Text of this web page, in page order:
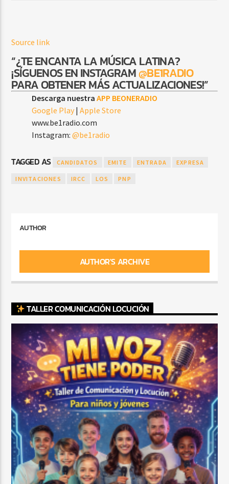
Source link
“¿TE ENCANTA LA MÚSICA LATINA?
¡SÍGUENOS EN INSTAGRAM@BE1RADIO
PARA OBTENER MÁS ACTUALIZACIONES!”
Descarga nuestraAPP BEONERADIO
Google Play |Apple Store
www.be1radio.com
Instagram:@be1radio
TAGGED AS CANDIDATOS EMITE ENTRADA EXPRESA
INVITACIONES IRCC LOS PNP
AUTHOR
AUTHOR'S ARCHIVE
TALLER COMUNICACIÓN LOCUCIÓN